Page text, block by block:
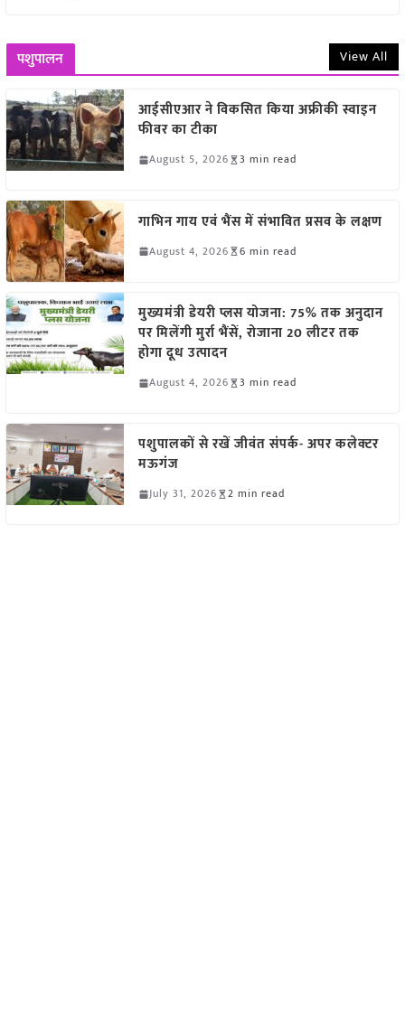
पशुपालन View All
आईसीएआर ने विकसित किया अफ्रीकी स्वाइन
फीवर का टीका
August 5, 2026 3 min read
गाभिन गाय एवं भैंस में संभावित प्रसव के लक्षण
August 4, 2026 6 min read
मुख्यमंत्री डेयरी प्लस योजना: 75% तक अनुदान
पर मिलेंगी मुर्रा भैंसें, रोजाना 20 लीटर तक
होगा दूध उत्पादन
August 4, 2026 3 min read
पशुपालकों से रखें जीवंत संपर्क- अपर कलेक्टर
मऊगंज
July 31, 2026 2 min read